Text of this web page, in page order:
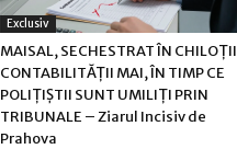
Exclusiv
MAISAL, SECHESTRAT ÎN CHILOȚII
CONTABILITĂȚII MAI, ÎN TIMP CE
POLIȚIȘTII SUNT UMILIȚI PRIN
TRIBUNALE – Ziarul Incisiv de
Prahova